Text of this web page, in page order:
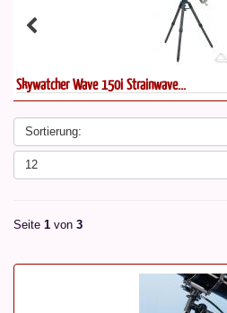
Skywatcher Wave 150i Strainwave...
Sortierung:
12
Seite 1 von 3